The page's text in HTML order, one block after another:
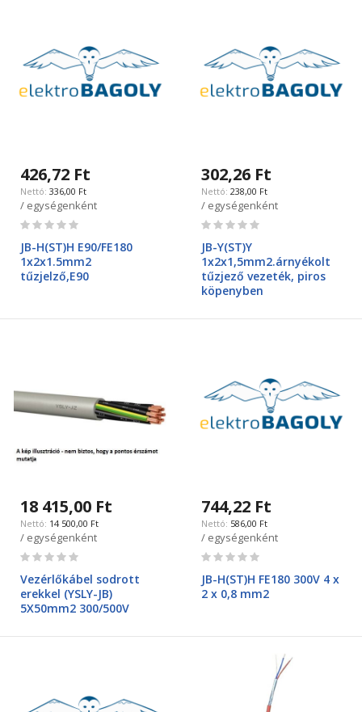
426,72 Ft
336,00 Ft
/ egységenként
Rating:
JB-H(ST)H E90/FE180
1x2x1.5mm2
tűzjelző,E90
302,26 Ft
238,00 Ft
/ egységenként
Rating:
JB-Y(ST)Y
1x2x1,5mm2.árnyékolt
tűzjező vezeték, piros
köpenyben
18 415,00 Ft
14 500,00 Ft
/ egységenként
Rating:
Vezérlőkábel sodrott
erekkel (YSLY-JB)
5X50mm2 300/500V
744,22 Ft
586,00 Ft
/ egységenként
Rating:
JB-H(ST)H FE180 300V 4 x
2 x 0,8 mm2